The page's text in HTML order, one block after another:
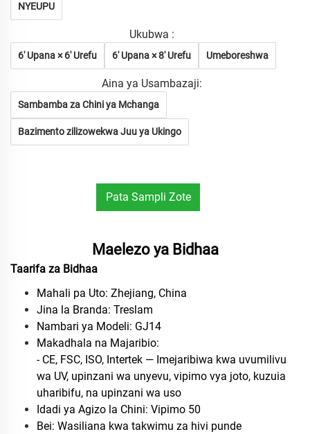
NYEUPU
Ukubwa :
6' Upana × 6' Urefu 6' Upana × 8' Urefu Umeboreshwa
Aina ya Usambazaji:
Sambamba za Chini ya Mchanga
Bazimento zilizowekwa Juu ya Ukingo
Pata Sampli Zote
Maelezo ya Bidhaa
Taarifa za Bidhaa
Mahali pa Uto: Zhejiang, China
Jina la Branda: Treslam
Nambari ya Modeli: GJ14
Makadhala na Majaribio:
- CE, FSC, ISO, Intertek — Imejaribiwa kwa uvumilivu
wa UV, upinzani wa unyevu, vipimo vya joto, kuzuia
uharibifu, na upinzani wa uso
Idadi ya Agizo la Chini: Vipimo 50
Bei: Wasiliana kwa takwimu za hivi punde